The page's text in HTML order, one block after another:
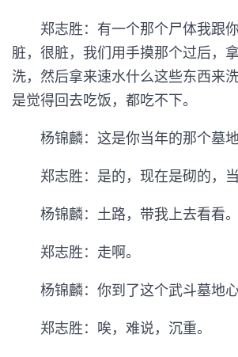
郑志胜：有一个那个尸体我跟你
脏，很脏，我们用手摸那个过后，
洗，然后拿来速水什么这些东西来
是觉得回去吃饭，都吃不下。
杨锦麟：这是你当年的那个墓地
郑志胜：是的，现在是砌的，当
杨锦麟：土路，带我上去看看。
郑志胜：走啊。
杨锦麟：你到了这个武斗墓地心
郑志胜：唉，难说，沉重。